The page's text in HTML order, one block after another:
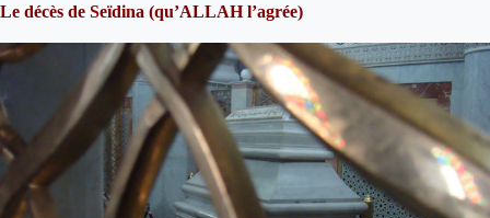
Le décès de Seïdina (qu’ALLAH l’agrée)